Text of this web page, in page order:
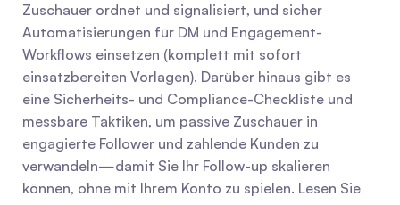
Zuschauer ordnet und signalisiert, und sicher
Automatisierungen für DM und Engagement-
Workflows einsetzen (komplett mit sofort
einsatzbereiten Vorlagen). Darüber hinaus gibt es
eine Sicherheits- und Compliance-Checkliste und
messbare Taktiken, um passive Zuschauer in
engagierte Follower und zahlende Kunden zu
verwandeln—damit Sie Ihr Follow-up skalieren
können, ohne mit Ihrem Konto zu spielen. Lesen Sie